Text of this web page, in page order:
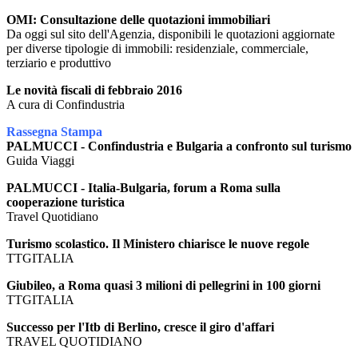
OMI: Consultazione delle quotazioni immobiliari
Da oggi sul sito dell'Agenzia, disponibili le quotazioni aggiornate
per diverse tipologie di immobili: residenziale, commerciale,
terziario e produttivo
Le novità fiscali di febbraio 2016
A cura di Confindustria
Rassegna Stampa
PALMUCCI - Confindustria e Bulgaria a confronto sul turismo
Guida Viaggi
PALMUCCI - Italia-Bulgaria, forum a Roma sulla
cooperazione turistica
Travel Quotidiano
Turismo scolastico. Il Ministero chiarisce le nuove regole
TTGITALIA
Giubileo, a Roma quasi 3 milioni di pellegrini in 100 giorni
TTGITALIA
Successo per l'Itb di Berlino, cresce il giro d'affari
TRAVEL QUOTIDIANO